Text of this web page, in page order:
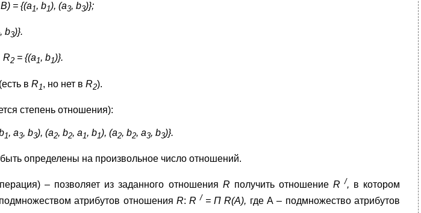
= {(a1, b1), (a3, b3)};
, b3)}.
R2 = {(a1, b1)}.
(есть в R 1, но нет в R2).
степень отношения):
1, a3, b3), (a2, b2, a1, b1), (a2, b2, a3, b3)}.
определены на произвольное число отношений.
– позволяет из заданного отношения R получить отношение R/, в котором
атрибутов отношения R:R / = ПR(А), где А – подмножество атрибутов